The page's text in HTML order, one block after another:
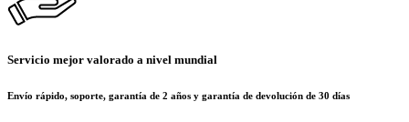
Servicio mejor valorado a nivel mundial
Envío rápido, soporte, garantía de 2 años y garantía de devolución de 30 días